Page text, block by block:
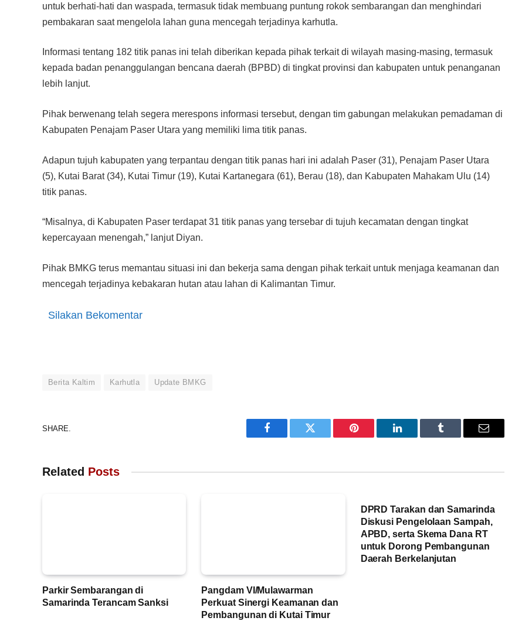
untuk berhati-hati dan waspada, termasuk tidak membuang puntung rokok sembarangan dan menghindari
pembakaran saat mengelola lahan guna mencegah terjadinya karhutla.
Informasi tentang 182 titik panas ini telah diberikan kepada pihak terkait di wilayah masing-masing, termasuk
kepada badan penanggulangan bencana daerah (BPBD) di tingkat provinsi dan kabupaten untuk penanganan
lebih lanjut.
Pihak berwenang telah segera merespons informasi tersebut, dengan tim gabungan melakukan pemadaman di
Kabupaten Penajam Paser Utara yang memiliki lima titik panas.
Adapun tujuh kabupaten yang terpantau dengan titik panas hari ini adalah Paser (31), Penajam Paser Utara
(5), Kutai Barat (34), Kutai Timur (19), Kutai Kartanegara (61), Berau (18), dan Kabupaten Mahakam Ulu (14)
titik panas.
“Misalnya, di Kabupaten Paser terdapat 31 titik panas yang tersebar di tujuh kecamatan dengan tingkat
kepercayaan menengah,” lanjut Diyan.
Pihak BMKG terus memantau situasi ini dan bekerja sama dengan pihak terkait untuk menjaga keamanan dan
mencegah terjadinya kebakaran hutan atau lahan di Kalimantan Timur.
Silakan Bekomentar
Berita Kaltim Karhutla Update BMKG
SHARE.
Facebook Twitter Pinterest LinkedIn Tumblr Email
Related Posts
Parkir Sembarangan di
Samarinda Terancam Sanksi
Pangdam VI/Mulawarman
Perkuat Sinergi Keamanan dan
Pembangunan di Kutai Timur
DPRD Tarakan dan Samarinda
Diskusi Pengelolaan Sampah,
APBD, serta Skema Dana RT
untuk Dorong Pembangunan
Daerah Berkelanjutan